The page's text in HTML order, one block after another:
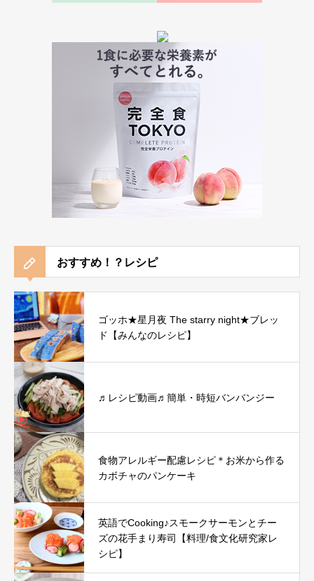
おすすめ！？レシピ
ゴッホ★星月夜 The starry night★ブレッ
ド【みんなのレシピ】
♬レシピ動画♬簡単・時短バンバンジー
食物アレルギー配慮レシピ＊お米から作る
カボチャのパンケーキ
英語でCooking♪スモークサーモンとチー
ズの花手まり寿司【料理/食文化研究家レ
シピ】